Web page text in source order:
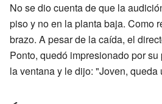
No se dio cuenta de que la
piso y no en la planta baja. Como
brazo. A pesar de la caída, el
Ponto, quedó impresionado por
la ventana y le dijo: "Joven, queda